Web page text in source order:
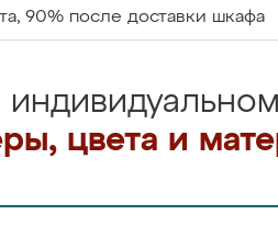
90% после доставки шкафа
цвета и